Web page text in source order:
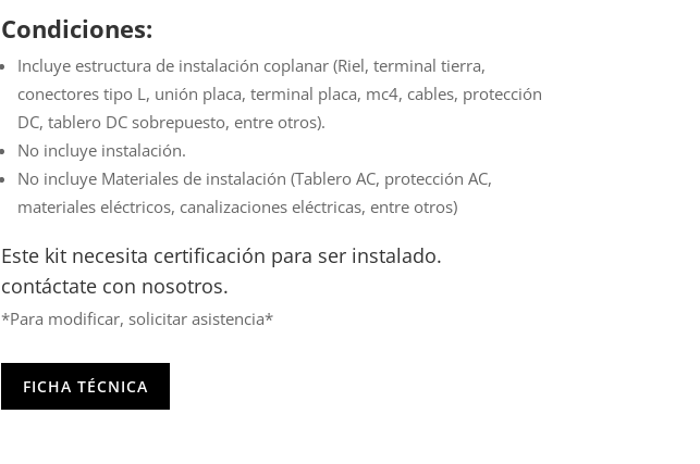
Condiciones:
Incluye estructura de instalación coplanar (Riel, terminal tierra,
conectores tipo L, unión placa, terminal placa, mc4, cables, protección
DC, tablero DC sobrepuesto, entre otros).
No incluye instalación.
No incluye Materiales de instalación (Tablero AC, protección AC,
materiales eléctricos, canalizaciones eléctricas, entre otros)
Este kit necesita certificación para ser instalado.
contáctate con nosotros.
*Para modificar, solicitar asistencia*
FICHA TÉCNICA